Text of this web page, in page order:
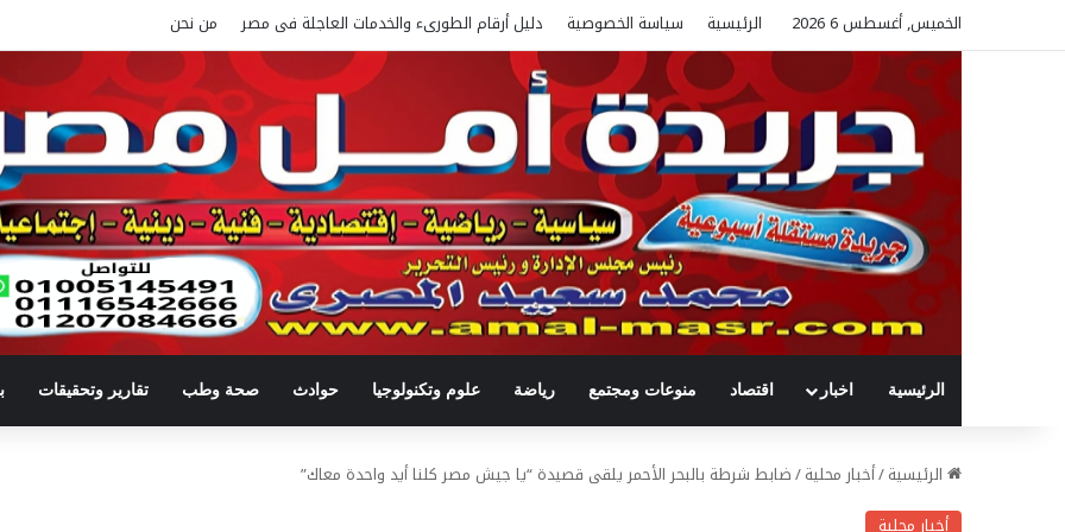
الخميس, أغسطس 6 2026 الرئيسية سياسة الخصوصية دليل أرقام الطورىء والخدمات العاجلة فى مصر من نحن
الرئيسية اخبار اقتصاد منوعات ومجتمع رياضة علوم وتكنولوجيا حوادث صحة وطب تقارير وتحقيقات
الرئيسية/أخبار محلية/ضابط شرطة بالبحر الأحمر يلقى قصيدة “يا جيش مصر كلنا أيد واحدة معاك”
أخبار محلية